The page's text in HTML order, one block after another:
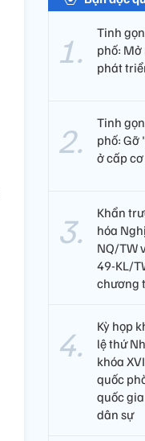
Tinh
phố:
phát
Tinh
phố: Gỡ
ở cấp
Khẩn
hóa
NQ/TW
49-KL/
chương
Kỳ họp
lệ thứ
khóa
quốc
quốc
dân sự